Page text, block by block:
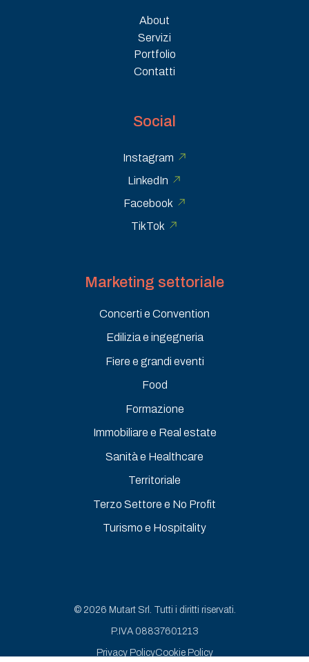
About
Servizi
Portfolio
Contatti
Social
Instagram
LinkedIn
Facebook
TikTok
Marketing settoriale
Concerti e Convention
Edilizia e ingegneria
Fiere e grandi eventi
Food
Formazione
Immobiliare e Real estate
Sanità e Healthcare
Territoriale
Terzo Settore e No Profit
Turismo e Hospitality
Privacy PolicyCookie Policy
P.IVA 08837601213
© 2026 Mutart Srl. Tutti i diritti riservati.